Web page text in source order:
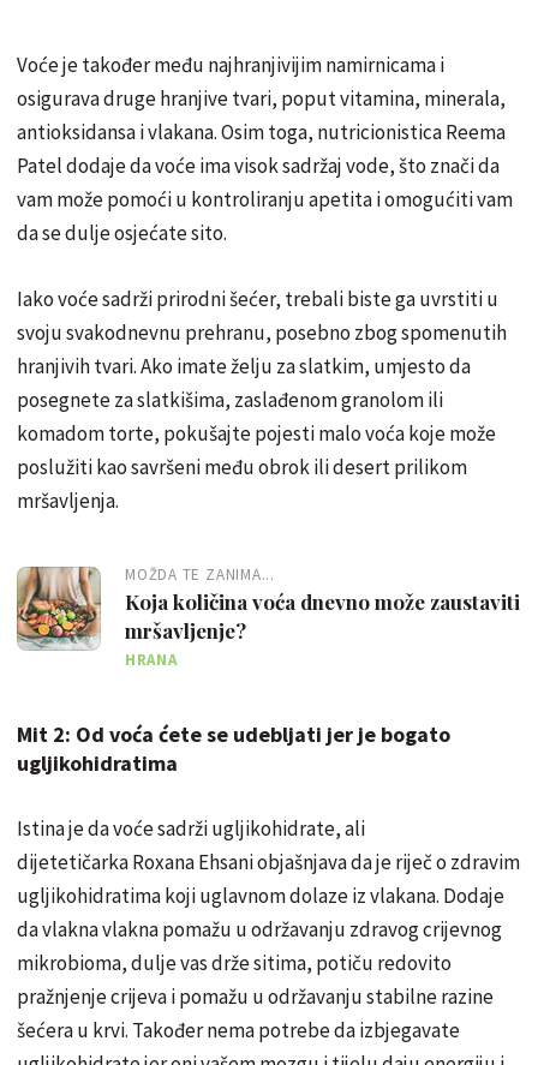
Voće je također među najhranjivijim namirnicama i
osigurava druge hranjive tvari, poput vitamina, minerala,
antioksidansa i vlakana. Osim toga, nutricionistica Reema
Patel dodaje da voće ima visok sadržaj vode, što znači da
vam može pomoći u kontroliranju apetita i omogućiti vam
da se dulje osjećate sito.
Iako voće sadrži prirodni šećer, trebali biste ga uvrstiti u
svoju svakodnevnu prehranu, posebno zbog spomenutih
hranjivih tvari. Ako imate želju za slatkim, umjesto da
posegnete za slatkišima, zaslađenom granolom ili
komadom torte, pokušajte pojesti malo voća koje može
poslužiti kao savršeni među obrok ili desert prilikom
mršavljenja.
MOŽDA TE ZANIMA...
Koja količina voća dnevno može zaustaviti
mršavljenje?
HRANA
Mit 2: Od voća ćete se udebljati jer je bogato
ugljikohidratima
Istina je da voće sadrži ugljikohidrate, ali
dijetetičarka Roxana Ehsani objašnjava da je riječ o zdravim
ugljikohidratima koji uglavnom dolaze iz vlakana. Dodaje
da vlakna vlakna pomažu u održavanju zdravog crijevnog
mikrobioma, dulje vas drže sitima, potiču redovito
pražnjenje crijeva i pomažu u održavanju stabilne razine
šećera u krvi. Također nema potrebe da izbjegavate